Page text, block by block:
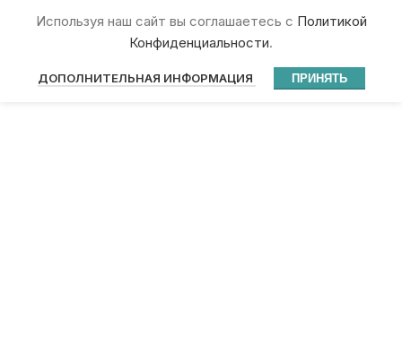
Используя наш сайт вы соглашаетесь с Политикой
Конфиденциальности.
ДОПОЛНИТЕЛЬНАЯ ИНФОРМАЦИЯ ПРИНЯТЬ